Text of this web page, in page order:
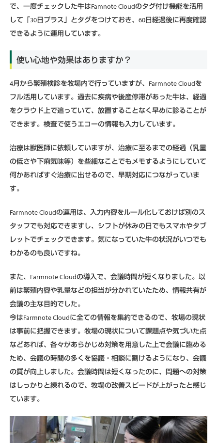
で、一度チェックした牛はFamnote Cloudのタグ付け機能を活用
して「30日プラス」とタグをつけておき、60日経過後に再度確認
できるように運用しています。
使い心地や効果はありますか？
4月から繁殖検診を牧場内で行っていますが、Farmnote Cloudを
フル活用しています。過去に疾病や後産停滞があった牛は、経過
をクラウド上で追っていて、放置することなく早めに診ることが
できます。検査で使うエコーの情報も入力しています。
治療は獣医師に依頼していますが、治療に至るまでの経過（乳量
の低さや下痢気味等）を些細なことでもメモするようにしていて
何かあればすぐ治療に出せるので、早期対応につながっていま
す。
Farmnote Cloudの運用は、入力内容をルール化しておけば別のス
タッフでも対応できますし、シフトが休みの日でもスマホやタブ
レットでチェックできます。気になっていた牛の状況がいつでも
わかるのも良いですね。
また、Farmnote Cloudの導入で、会議時間が短くなりました。以
前は繁殖内容や乳量などの担当が分かれていたため、情報共有が
会議の主な目的でした。
今はFarmnote Cloudに全ての情報を集約できるので、牧場の現状
は事前に把握できます。牧場の現状について課題点や気づいた点
などあれば、各々があらかじめ対策を用意した上で会議に臨める
ため、会議の時間の多くを協議・相談に割けるようになり、会議
の質が向上しました。会議時間は短くなったのに、問題への対策
はしっかりと練れるので、牧場の改善スピードが上がったと感じ
ています。